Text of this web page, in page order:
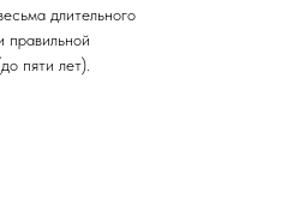
длительного
правильной
пяти лет).